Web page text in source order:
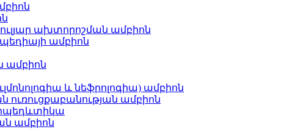
ախտորոշման ամբիոն
ամբիոն
ամբիոն
և նեֆրոլոգիա) ամբիոն
ուռուցքաբանության ամբիոն
ամբիոն